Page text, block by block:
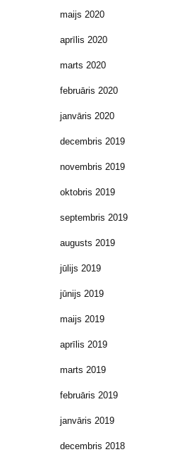
maijs 2020
aprīlis 2020
marts 2020
februāris 2020
janvāris 2020
decembris 2019
novembris 2019
oktobris 2019
septembris 2019
augusts 2019
jūlijs 2019
jūnijs 2019
maijs 2019
aprīlis 2019
marts 2019
februāris 2019
janvāris 2019
decembris 2018